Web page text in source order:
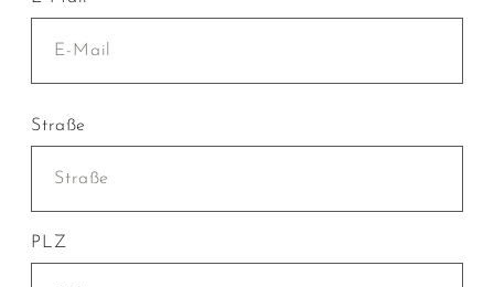
Straße
PLZ